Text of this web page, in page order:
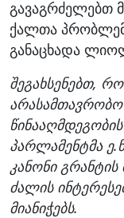
გავაგრძელებთ
ქალთა
განაცხადა
შეგახსენებთ,
არასამთავრობო
პარლამენტმა
კანონი გრანტის
ძალის
მიანიჭებს.